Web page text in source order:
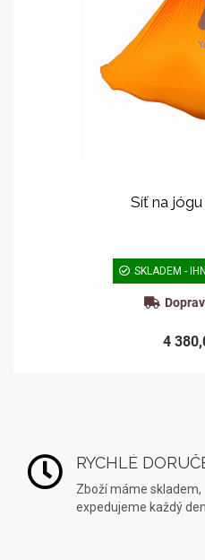
Síť na
SKLADEM -
4
RYCHLÉ
Zboží máme skladem,
expedujeme každý den